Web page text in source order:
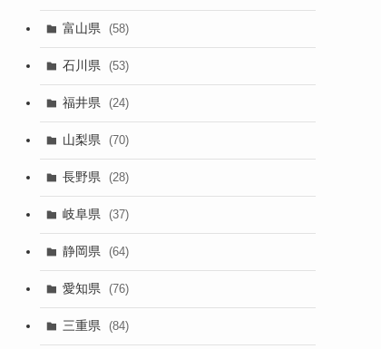
富山県 (58)
石川県 (53)
福井県 (24)
山梨県 (70)
長野県 (28)
岐阜県 (37)
静岡県 (64)
愛知県 (76)
三重県 (84)